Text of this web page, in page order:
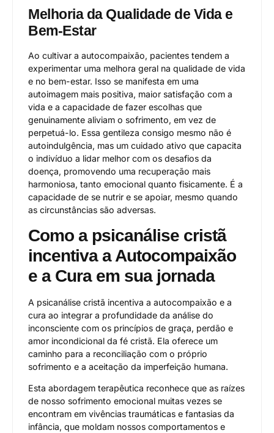
Melhoria da Qualidade de Vida e
Bem-Estar
Ao cultivar a autocompaixão, pacientes tendem a
experimentar uma melhora geral na qualidade de vida
e no bem-estar. Isso se manifesta em uma
autoimagem mais positiva, maior satisfação com a
vida e a capacidade de fazer escolhas que
genuinamente aliviam o sofrimento, em vez de
perpetuá-lo. Essa gentileza consigo mesmo não é
autoindulgência, mas um cuidado ativo que capacita
o indivíduo a lidar melhor com os desafios da
doença, promovendo uma recuperação mais
harmoniosa, tanto emocional quanto fisicamente. É a
capacidade de se nutrir e se apoiar, mesmo quando
as circunstâncias são adversas.
Como a psicanálise cristã
incentiva a Autocompaixão
e a Cura em sua jornada
A psicanálise cristã incentiva a autocompaixão e a
cura ao integrar a profundidade da análise do
inconsciente com os princípios de graça, perdão e
amor incondicional da fé cristã. Ela oferece um
caminho para a reconciliação com o próprio
sofrimento e a aceitação da imperfeição humana.
Esta abordagem terapêutica reconhece que as raízes
de nosso sofrimento emocional muitas vezes se
encontram em vivências traumáticas e fantasias da
infância, que moldam nossos comportamentos e